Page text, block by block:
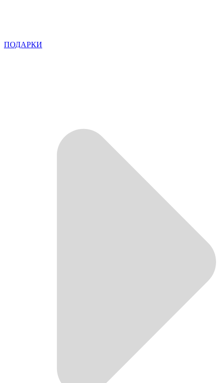
ПОДАРКИ